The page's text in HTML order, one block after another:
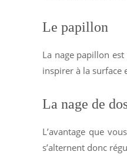
Le papillon
La nage papillon
inspirer à la surface
La nage de
L’avantage que
s’alternent donc